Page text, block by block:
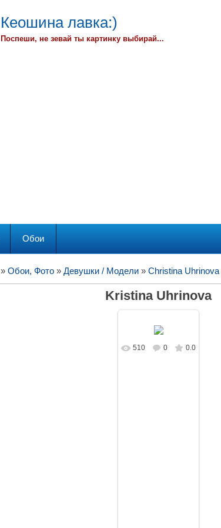
Кеошина лавка:)
Поспеши, не зевай ты картинку выбирай...
Обои
» Обои, Фото » Девушки / Модели » Christina Uhrinova
Kristina Uhrinova
В реальном
510 0 0.0